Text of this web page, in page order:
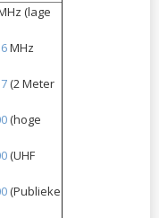
(lage
MHz
(2 Meter
(hoge
(UHF
(Publieke